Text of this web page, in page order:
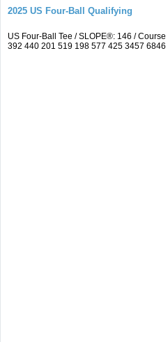
2025 US Four-Ball Qualifying
US Four-Ball Tee / SLOPE®: 146 /
392 440 201 519 198 577 425 3457